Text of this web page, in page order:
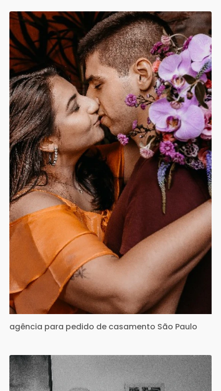
agência para pedido de casamento São Paulo